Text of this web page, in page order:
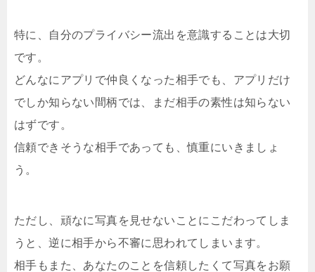
特に、自分のプライバシー流出を意識することは大切
です。
どんなにアプリで仲良くなった相手でも、アプリだけ
でしか知らない間柄では、まだ相手の素性は知らない
はずです。
信頼できそうな相手であっても、慎重にいきましょ
う。
ただし、頑なに写真を見せないことにこだわってしま
うと、逆に相手から不審に思われてしまいます。
相手もまた、あなたのことを信頼したくて写真をお願